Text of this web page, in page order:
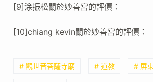
[9]涂振松關於妙善宮的評價：
[10]chiang kevin關於妙善宮的評價：
# 觀世音菩薩寺廟 # 道教 # 屏